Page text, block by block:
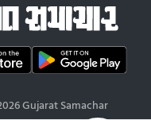
Gujarat Samachar